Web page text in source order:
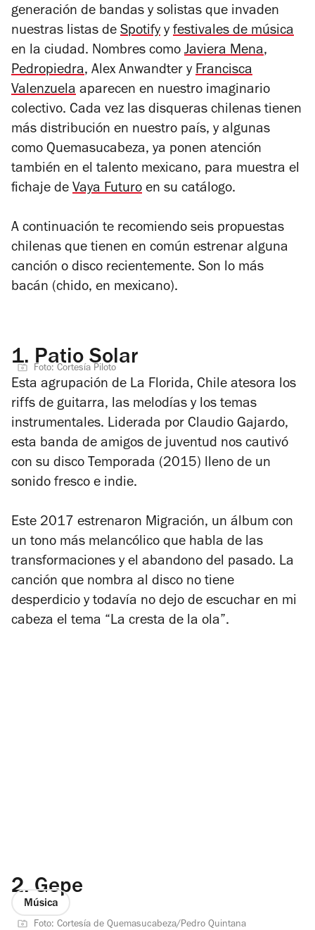
generación de bandas y solistas que invaden
nuestras listas de Spotifyy festivales de música
en la ciudad. Nombres como Javiera Mena,
Pedropiedra, Alex Anwandter y Francisca
Valenzuela aparecen en nuestro imaginario
colectivo. Cada vez las disqueras chilenas tienen
más distribución en nuestro país, y algunas
como Quemasucabeza, ya ponen atención
también en el talento mexicano, para muestra el
fichaje de Vaya Futuro en su catálogo.
A continuación te recomiendo seis propuestas
chilenas que tienen en común estrenar alguna
canción o disco recientemente. Son lo más
bacán (chido, en mexicano).
1. Patio Solar
Foto: Cortesía Piloto
Esta agrupación de La Florida, Chile atesora los
riffs de guitarra, las melodías y los temas
instrumentales. Liderada por Claudio Gajardo,
esta banda de amigos de juventud nos cautivó
con su disco Temporada (2015) lleno de un
sonido fresco e indie.
Este 2017 estrenaron Migración, un álbum con
un tono más melancólico que habla de las
transformaciones y el abandono del pasado. La
canción que nombra al disco no tiene
desperdicio y todavía no dejo de escuchar en mi
cabeza el tema “La cresta de la ola”.
2. Gepe
Música
Foto: Cortesía de Quemasucabeza/Pedro Quintana